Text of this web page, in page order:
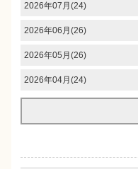
2026年07月(24)
2026年06月(26)
2026年05月(26)
2026年04月(24)